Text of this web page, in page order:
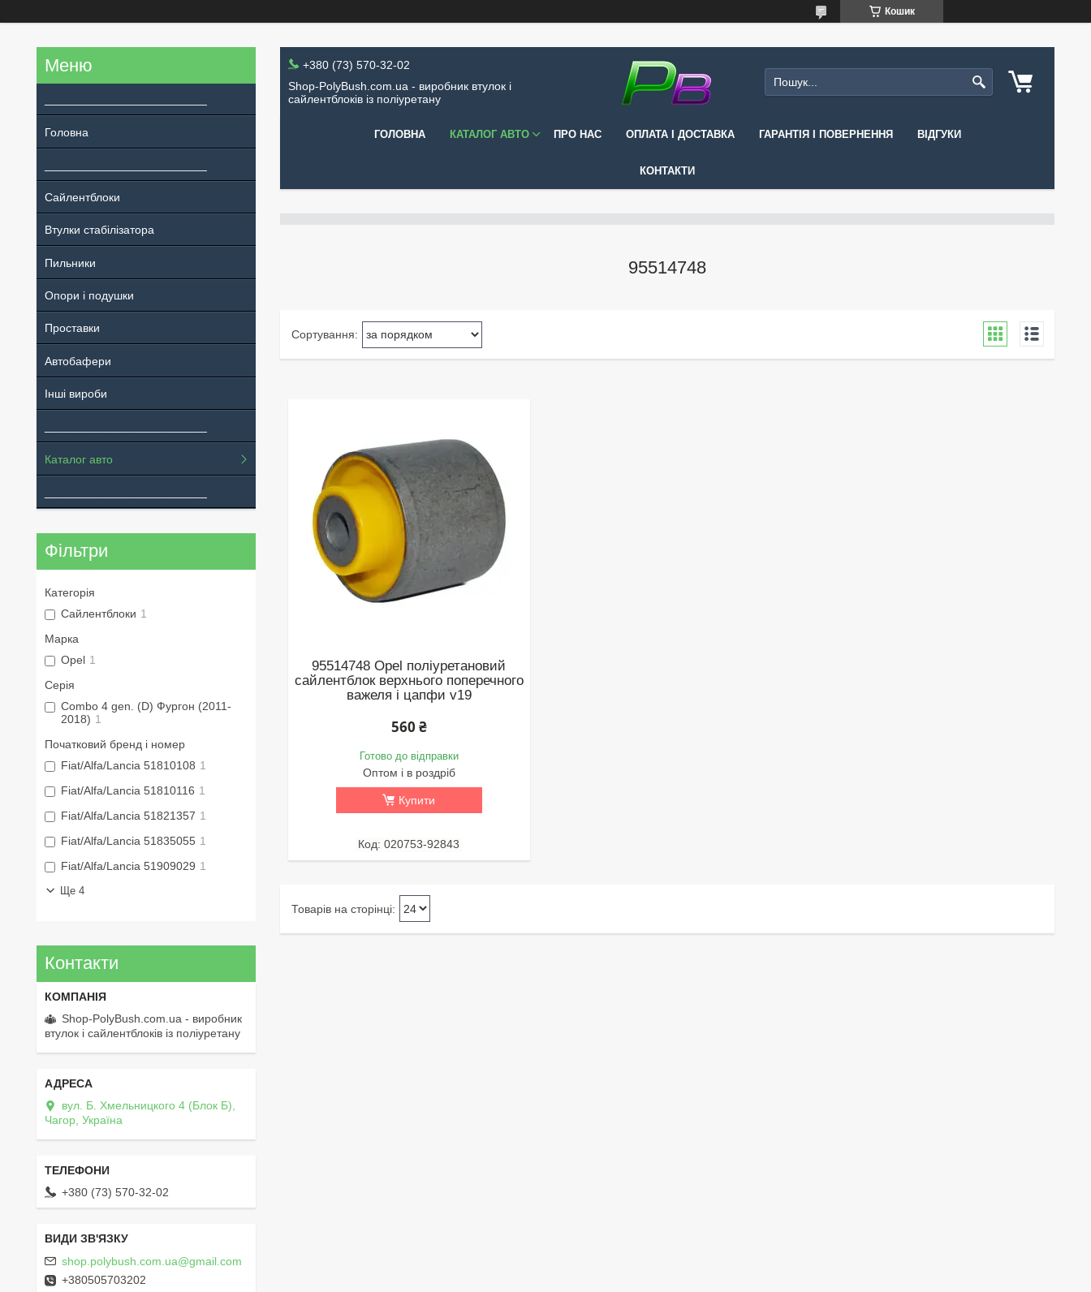
Кошик
+380 (73) 570-32-02
Shop-PolyBush.com.ua - виробник втулок і
сайлентблоків із поліуретану
ГОЛОВНА КАТАЛОГ АВТО ПРО НАС ОПЛАТА І ДОСТАВКА ГАРАНТІЯ І ПОВЕРНЕННЯ ВІДГУКИ
КОНТАКТИ
95514748
95514748 Opel поліуретановий
сайлентблок верхнього поперечного
важеля і цапфи v19
560 ₴
Готово до відправки
Оптом і в роздріб
Купити
020753-92843
Головна
Сайлентблоки
Втулки стабілізатора
Пильники
Опори і подушки
Проставки
Автобафери
Інші вироби
Каталог авто
Фільтри
Категорія
Сайлентблоки 1
Марка
Opel 1
Серія
Combo 4 gen. (D) Фургон (2011-
2018) 1
Початковий бренд і номер
Fiat/Alfa/Lancia 51810108 1
Fiat/Alfa/Lancia 51810116 1
Fiat/Alfa/Lancia 51821357 1
Fiat/Alfa/Lancia 51835055 1
Fiat/Alfa/Lancia 51909029 1
Ще 4
Контакти
Shop-PolyBush.com.ua - виробник
втулок і сайлентблоків із поліуретану
вул. Б. Хмельницкого 4 (Блок Б),
Чагор, Україна
+380 (73) 570-32-02
shop.polybush.com.ua@gmail.com
+380505703202